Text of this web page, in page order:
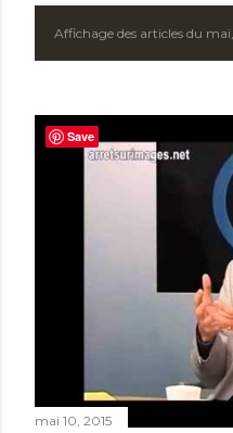
AAffichage des articles du
mai 10, 2015
Save